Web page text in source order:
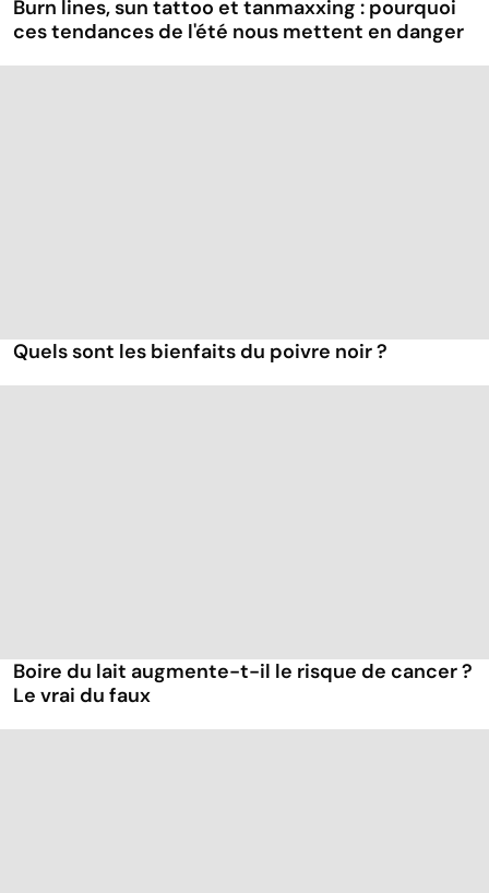
Burn lines, sun tattoo et tanmaxxing : pourquoi
ces tendances de l'été nous mettent en danger
Quels sont les bienfaits du poivre noir ?
Boire du lait augmente-t-il le risque de cancer ?
Le vrai du faux